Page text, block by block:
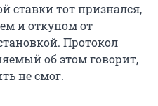
ставки тот признался,
и откупом от
Протокол
об этом говорит,
не смог.